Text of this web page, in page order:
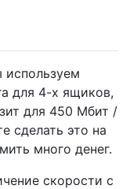
используем
для 4-х ящиков,
для 450 Мбит /
сделать это на
много денег.
скорости с